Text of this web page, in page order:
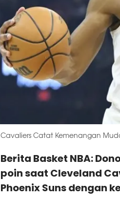
Cavaliers Catat Kemenangan
Berita Basket NBA:
poin saat Cleveland
Phoenix Suns dengan